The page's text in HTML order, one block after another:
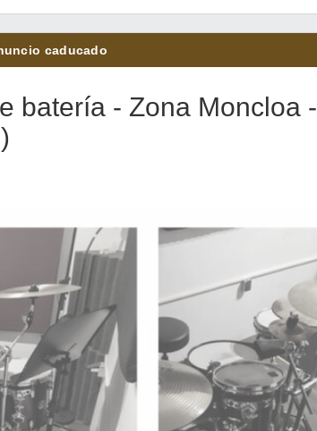
caducado
batería - Zona Moncloa -